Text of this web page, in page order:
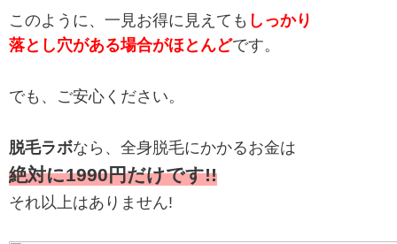
このように、一見お得に見えても しっかり
落とし穴がある場合がほとんどです。
でも、ご安心ください。
脱毛ラボなら、全身脱毛にかかるお金は
絶対に1990円だけです!!
それ以上はありません!